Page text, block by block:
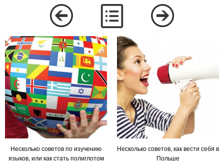
Несколько советов по изучению
языков, или как стать полиглотом
Несколько советов, как вести себя в
Польше